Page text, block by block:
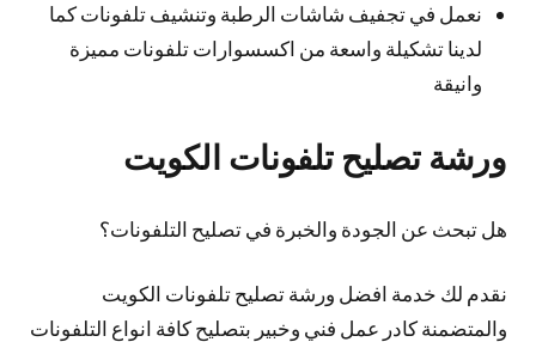
نعمل في تجفيف شاشات الرطبة وتنشيف تلفونات كما
لدينا تشكيلة واسعة من اكسسوارات تلفونات مميزة
وانيقة
ورشة تصليح تلفونات الكويت
هل تبحث عن الجودة والخبرة في تصليح التلفونات؟
نقدم لك خدمة افضل ورشة تصليح تلفونات الكويت
والمتضمنة كادر عمل فني وخبير بتصليح كافة انواع التلفونات